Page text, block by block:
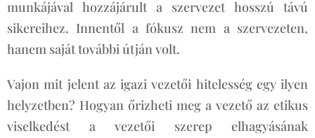
munkájával hozzájárult a szervezet hosszú távú
sikereihez. Innentől a fókusz nem a szervezeten,
hanem saját további útján volt.
Vajon mit jelent az igazi vezetői hitelesség egy ilyen
helyzetben? Hogyan őrizheti meg a vezető az etikus
viselkedést a vezetői szerep elhagyásának